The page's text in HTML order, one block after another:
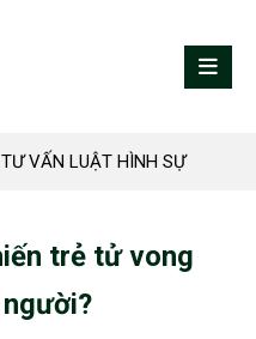
TƯ VẤN LUẬT HÌNH SỰ
trẻ tử vong